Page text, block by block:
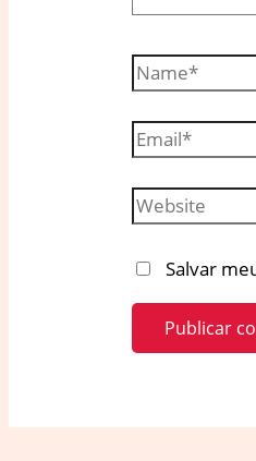
Name*
Email*
Website
Salvar